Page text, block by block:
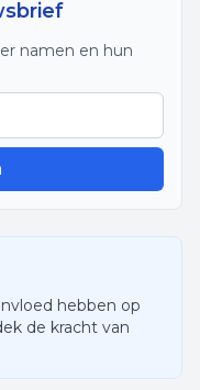
namen en hun
hebben op
de kracht van